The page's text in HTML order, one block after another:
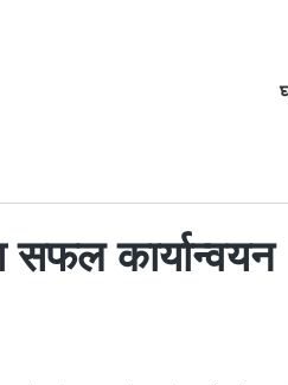
कार्यान्वयन